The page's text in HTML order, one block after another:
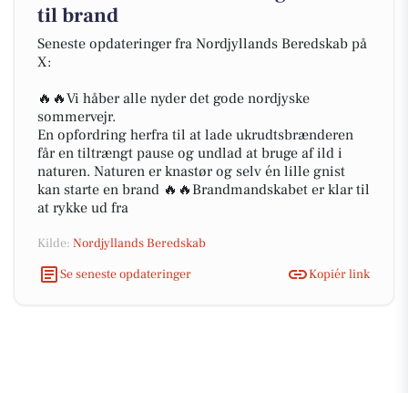
til brand
Seneste opdateringer fra Nordjyllands Beredskab på
X:
🔥🔥Vi håber alle nyder det gode nordjyske
sommervejr.
En opfordring herfra til at lade ukrudtsbrænderen
får en tiltrængt pause og undlad at bruge af ild i
naturen. Naturen er knastør og selv én lille gnist
kan starte en brand 🔥🔥Brandmandskabet er klar til
at rykke ud fra
Kilde: Nordjyllands Beredskab
Se seneste opdateringer
Kopiér link